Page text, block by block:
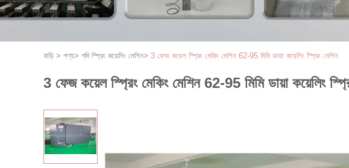
বাড়ি > পণ্য> গদি স্প্রিং কয়েলিং মেশিন> 3 ফেজ কয়েল স্প্রিং মেকিং মেশিন 62-95 মিমি ডায়া কয়েলিং স্প্রিং মেশিন
3 ফেজ কয়েল স্প্রিং মেকিং মেশিন 62-95 মিমি ডায়া কয়েলিং